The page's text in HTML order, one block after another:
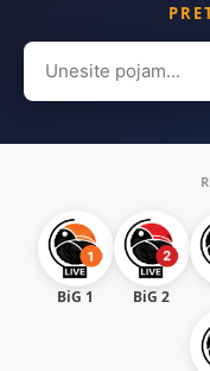
Search
for:
BiG 1 BiG 2